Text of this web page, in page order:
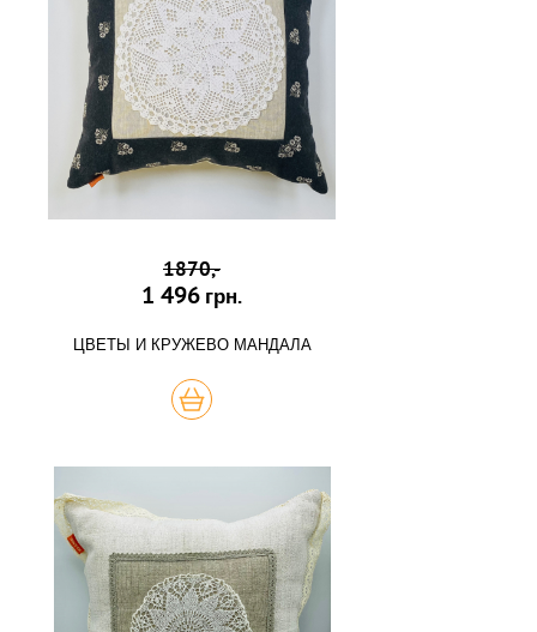
1870,-
1 496 грн.
ЦВЕТЫ И КРУЖЕВО МАНДАЛА
КУПИТЬ